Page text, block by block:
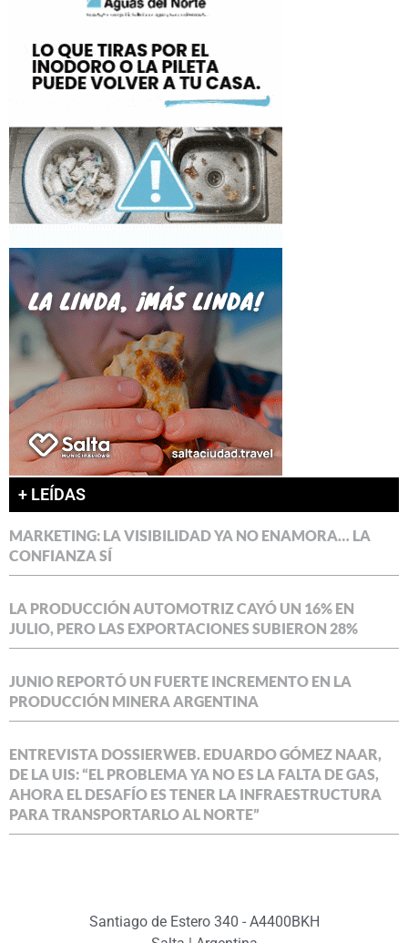
+ LEÍDAS
MARKETING: LA VISIBILIDAD YA NO ENAMORA… LA
CONFIANZA SÍ
LA PRODUCCIÓN AUTOMOTRIZ CAYÓ UN 16% EN
JULIO, PERO LAS EXPORTACIONES SUBIERON 28%
JUNIO REPORTÓ UN FUERTE INCREMENTO EN LA
PRODUCCIÓN MINERA ARGENTINA
ENTREVISTA DOSSIERWEB. EDUARDO GÓMEZ NAAR,
DE LA UIS: “EL PROBLEMA YA NO ES LA FALTA DE GAS,
AHORA EL DESAFÍO ES TENER LA INFRAESTRUCTURA
PARA TRANSPORTARLO AL NORTE”
Santiago de Estero 340 - A4400BKH